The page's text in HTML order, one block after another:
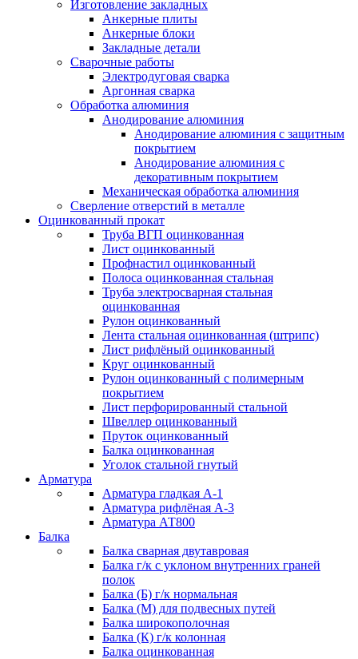
Изготовление закладных
Анкерные плиты
Анкерные блоки
Закладные детали
Сварочные работы
Электродуговая сварка
Аргонная сварка
Обработка алюминия
Анодирование алюминия
Анодирование алюминия с защитным
покрытием
Анодирование алюминия с
декоративным покрытием
Механическая обработка алюминия
Сверление отверстий в металле
Оцинкованный прокат
Труба ВГП оцинкованная
Лист оцинкованный
Профнастил оцинкованный
Полоса оцинкованная стальная
Труба электросварная стальная
оцинкованная
Рулон оцинкованный
Лента стальная оцинкованная (штрипс)
Лист рифлёный оцинкованный
Круг оцинкованный
Рулон оцинкованный с полимерным
покрытием
Лист перфорированный стальной
Швеллер оцинкованный
Пруток оцинкованный
Балка оцинкованная
Уголок стальной гнутый
Арматура
Арматура гладкая А-1
Арматура рифлёная А-3
Арматура АТ800
Балка
Балка сварная двутавровая
Балка г/к с уклоном внутренних граней
полок
Балка (Б) г/к нормальная
Балка (М) для подвесных путей
Балка широкополочная
Балка (К) г/к колонная
Балка оцинкованная